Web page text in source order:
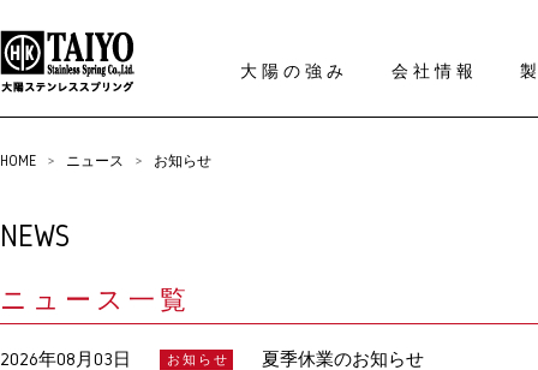
大陽の強み 会社情報
HOME > ニュース > お知らせ
NEWS
ニュース一覧
2026年08月03日 お知らせ 夏季休業のお知らせ